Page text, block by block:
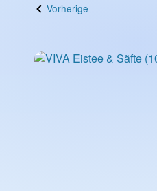
Vorherige